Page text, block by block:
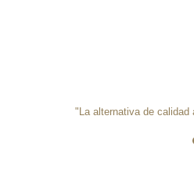
"La alternativa de